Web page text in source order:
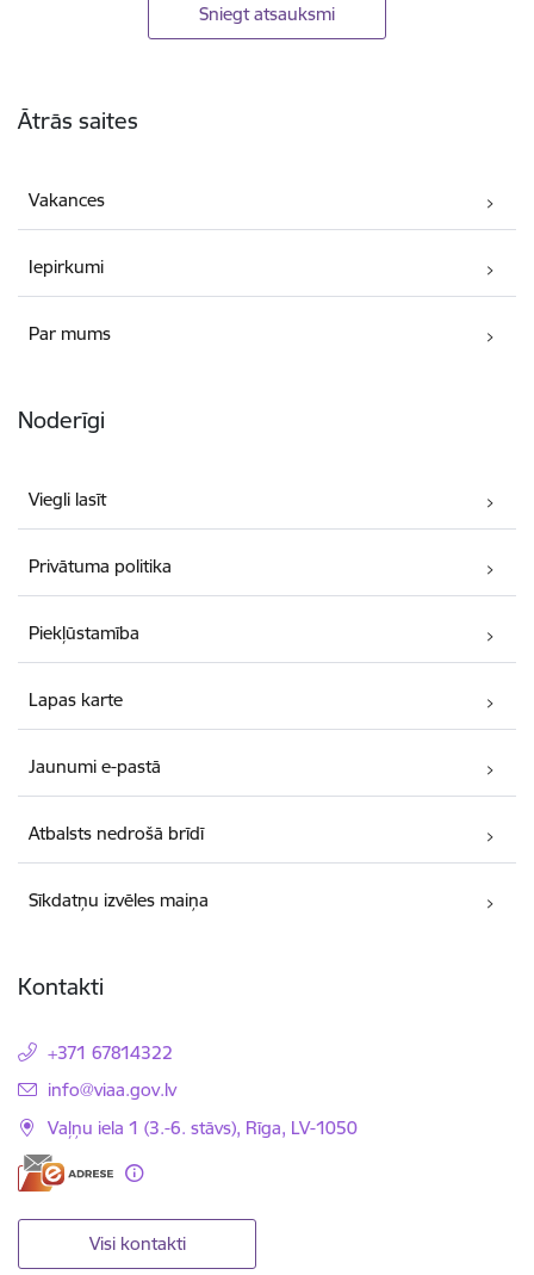
Sniegt atsauksmi
Ātrās saites
Vakances
Iepirkumi
Par mums
Noderīgi
Viegli lasīt
Privātuma politika
Piekļūstamība
Lapas karte
Jaunumi e-pastā
Atbalsts nedrošā brīdī
Sīkdatņu izvēles maiņa
Kontakti
+371 67814322
E-pasts:
info@viaa.gov.lv
Vaļņu iela 1 (3.-6. stāvs), Rīga, LV-1050
Visi kontakti